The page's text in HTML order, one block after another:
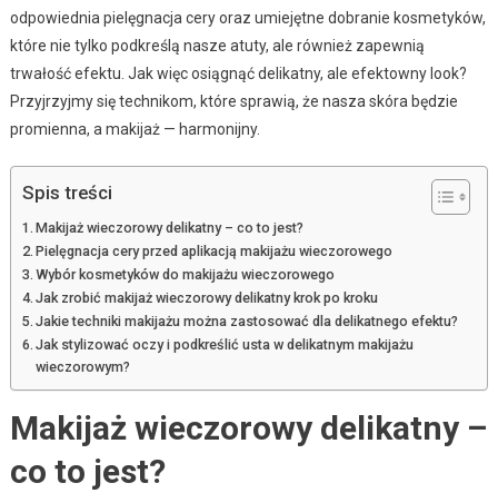
odpowiednia pielęgnacja cery oraz umiejętne dobranie kosmetyków,
które nie tylko podkreślą nasze atuty, ale również zapewnią
trwałość efektu. Jak więc osiągnąć delikatny, ale efektowny look?
Przyjrzyjmy się technikom, które sprawią, że nasza skóra będzie
promienna, a makijaż — harmonijny.
Spis treści
Makijaż wieczorowy delikatny – co to jest?
Pielęgnacja cery przed aplikacją makijażu wieczorowego
Wybór kosmetyków do makijażu wieczorowego
Jak zrobić makijaż wieczorowy delikatny krok po kroku
Jakie techniki makijażu można zastosować dla delikatnego efektu?
Jak stylizować oczy i podkreślić usta w delikatnym makijażu
wieczorowym?
Makijaż wieczorowy delikatny –
co to jest?